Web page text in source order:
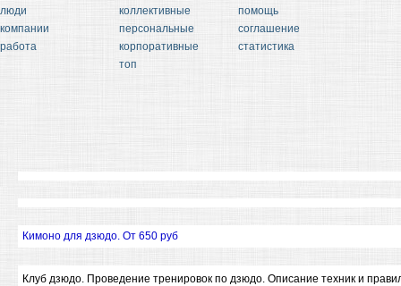
люди
компании
работа
коллективные
персональные
корпоративные
топ
помощь
соглашение
статистика
Кимоно для дзюдо. От 650 руб
Клуб дзюдо. Проведение тренировок по дзюдо. Описание техник и